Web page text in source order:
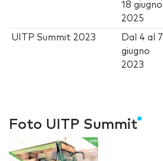
18 giugno
2025
UITP Summit 2023 Dal 4 al
7
giugno
2023
Foto UITP Summit